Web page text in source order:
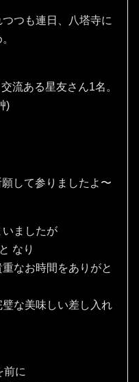
つも連日、八塔寺に
流ある星友さん1名。
)
して参りましたよ〜
ましたが
なり
なお時間をありがと
な美味しい差し入れ
前に